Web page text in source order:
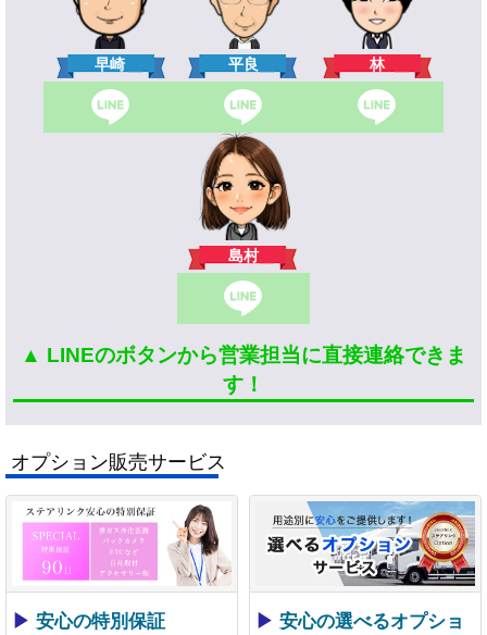
早崎 平良 林
島村
▲ LINEのボタンから営業担当に直接連絡できま
す！
オプション販売サービス
▶ 安心の特別保証 ▶ 安心の選べるオプショ